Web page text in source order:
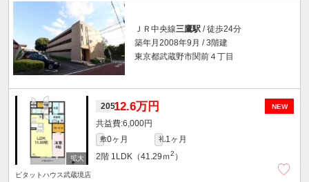
ＪＲ中央線三鷹駅 / 徒歩24分
築年月2008年9月 / 3階建
東京都武蔵野市関前４丁目
NEW
20512.6万円
6,000円
敷0ヶ月 礼1ヶ月
2階 1LDK（41.29ｍ2 ）
ピタットハウス武蔵境店